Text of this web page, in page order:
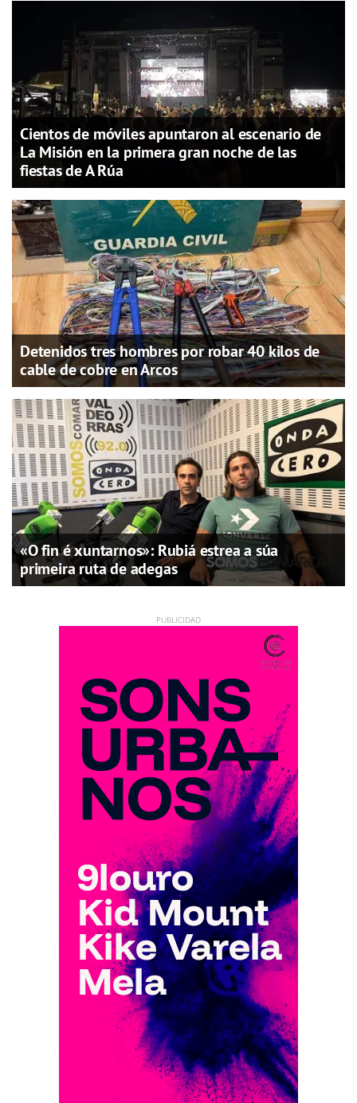
Cientos de móviles apuntaron al escenario de
La Misión en la primera gran noche de las
fiestas de A Rúa
Detenidos tres hombres por robar 40 kilos de
cable de cobre en Arcos
«O fin é xuntarnos»: Rubiá estrea a súa
primeira ruta de adegas